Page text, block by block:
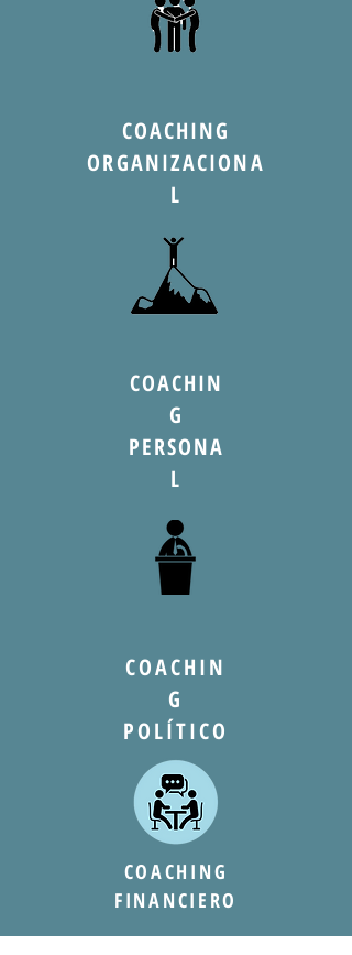
COACHING
ORGANIZACIONA
L
COACHIN
G
PERSONA
L
COACHIN
G
POLÍTICO
COACHING
FINANCIERO